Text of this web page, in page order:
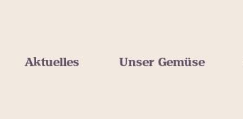
Aktuelles Unser Gemüse